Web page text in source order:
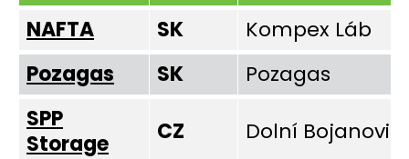
NAFTA
SK
Kompex Láb
Pozagas
SK
Pozagas
SPP
Storage
CZ Dolní